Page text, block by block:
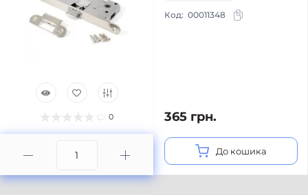
0
Код: 00011348
365 грн.
До кошика